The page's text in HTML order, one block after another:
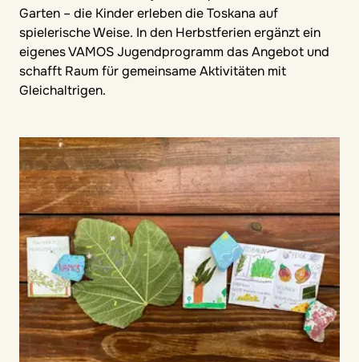
Garten – die Kinder erleben die Toskana auf
spielerische Weise. In den Herbstferien ergänzt ein
eigenes VAMOS Jugendprogramm das Angebot und
schafft Raum für gemeinsame Aktivitäten mit
Gleichaltrigen.